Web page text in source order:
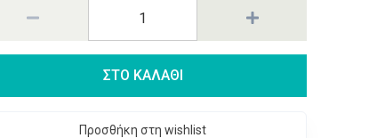
ΣΤΟ ΚΑΛΑΘΙ
Προσθήκη στη wishlist